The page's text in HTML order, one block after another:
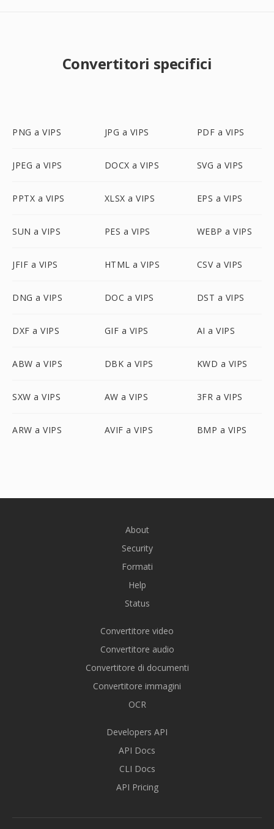
Convertitori specifici
PNG a VIPS JPG a VIPS PDF a VIPS
JPEG a VIPS DOCX a VIPS SVG a VIPS
PPTX a VIPS XLSX a VIPS EPS a VIPS
SUN a VIPS PES a VIPS WEBP a VIPS
JFIF a VIPS HTML a VIPS CSV a VIPS
DNG a VIPS DOC a VIPS DST a VIPS
DXF a VIPS GIF a VIPS AI a VIPS
ABW a VIPS DBK a VIPS KWD a VIPS
SXW a VIPS AW a VIPS 3FR a VIPS
ARW a VIPS AVIF a VIPS BMP a VIPS
About
Security
Formati
Help
Status
Convertitore video
Convertitore audio
Convertitore di documenti
Convertitore immagini
OCR
Developers API
API Docs
CLI Docs
API Pricing